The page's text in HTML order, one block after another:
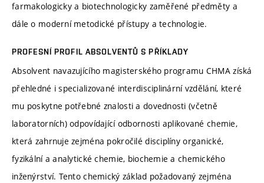
farmakologicky a biotechnologicky zaměřené předměty a
dále o moderní metodické přístupy a technologie.
PROFESNÍ PROFIL ABSOLVENTŮ S PŘÍKLADY
Absolvent navazujícího magisterského programu CHMA získá
přehledné i specializované interdisciplinární vzdělání, které
mu poskytne potřebné znalosti a dovednosti (včetně
laboratorních) odpovídající odbornosti aplikované chemie,
která zahrnuje zejména pokročilé disciplíny organické,
fyzikální a analytické chemie, biochemie a chemického
inženýrství. Tento chemický základ požadovaný zejména